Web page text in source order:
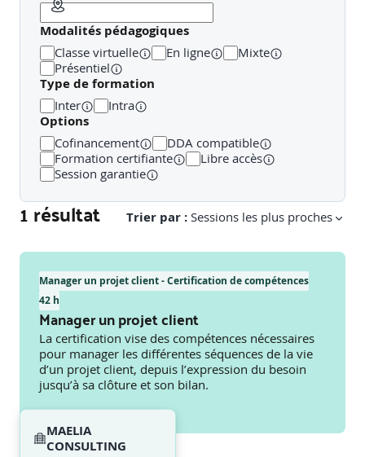
Modalités pédagogiques
Classe virtuelle En ligne
Mixte
Présentiel
Type de formation
Inter Intra
Options
Cofinancement
DDA compatible
Formation certifiante
Libre accès
Session garantie
1 résultat Trier par : Sessions les plus proches
Manager un projet client - Certification de compétences
42 h
Manager un projet client
La certification vise des compétences nécessaires
pour manager les différentes séquences de la vie
d’un projet client, depuis l’expression du besoin
jusqu’à sa clôture et son bilan.
MAELIA
CONSULTING